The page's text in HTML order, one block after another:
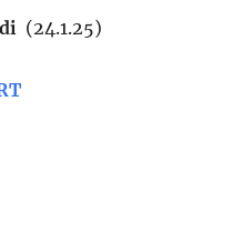
(24.1.25)